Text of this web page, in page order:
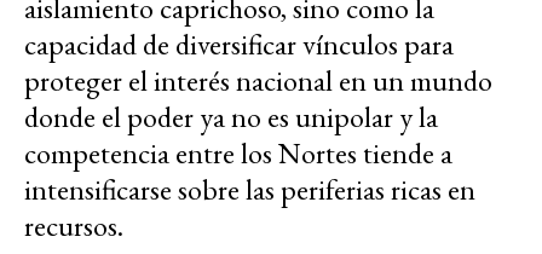
aislamiento caprichoso, sino como la
capacidad de diversificar vínculos para
proteger el interés nacional en un mundo
donde el poder ya no es unipolar y la
competencia entre los Nortes tiende a
intensificarse sobre las periferias ricas en
recursos.